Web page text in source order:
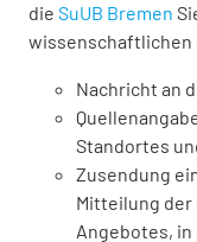
die SuUB Bremen
wissenschaftlichen
Nachricht an
Standortes
Zusendung
Mitteilung
Angebotes, in